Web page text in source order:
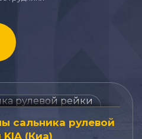
сальника рулевой
KIA (Киа)